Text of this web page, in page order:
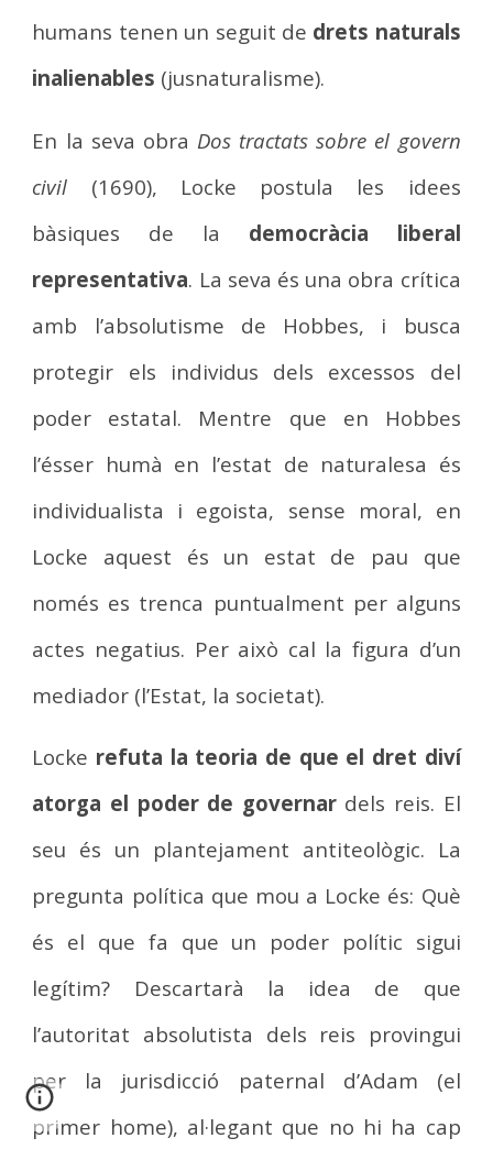
humans tenen un seguit de drets naturals
inalienables (jusnaturalisme).
En la seva obra Dos tractats sobre el govern
civil (1690), Locke postula les idees
bàsiques de la democràcia liberal
representativa. La seva és una obra crítica
amb l’absolutisme de Hobbes, i busca
protegir els individus dels excessos del
poder estatal. Mentre que en Hobbes
l’ésser humà en l’estat de naturalesa és
individualista i egoista, sense moral, en
Locke aquest és un estat de pau que
només es trenca puntualment per alguns
actes negatius. Per això cal la figura d’un
mediador (l’Estat, la societat).
Locke refuta la teoria de que el dret diví
atorga el poder de governardels reis. El
seu és un plantejament antiteològic. La
pregunta política que mou a Locke és: Què
és el que fa que un poder polític sigui
legítim? Descartarà la idea de que
l’autoritat absolutista dels reis provingui
per la jurisdicció paternal d’Adam (el
primer home), al·legant que no hi ha cap